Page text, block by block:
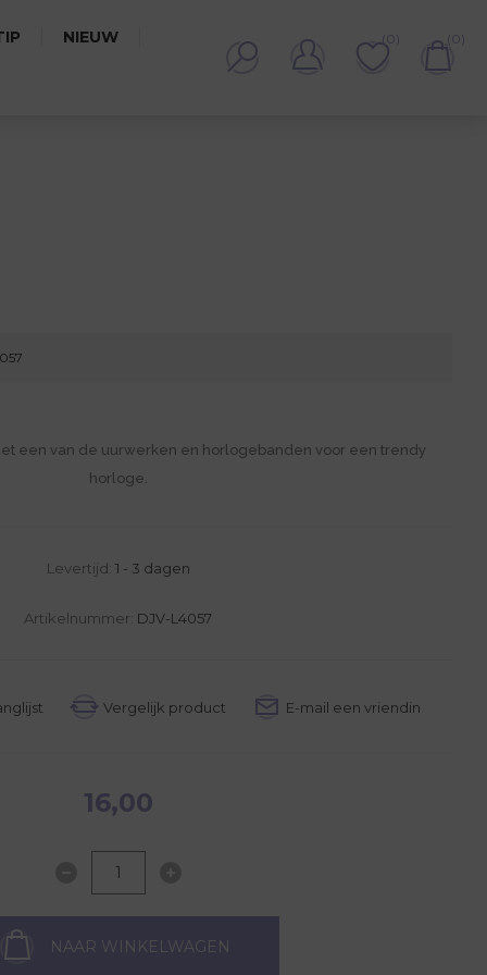
NIEUW (0) (0)
een van de uurwerken en horlogebanden voor een trendy
horloge.
Levertijd: 1 - 3 dagen
Artikelnummer: DJV-L4057
16,00
NAAR WINKELWAGEN